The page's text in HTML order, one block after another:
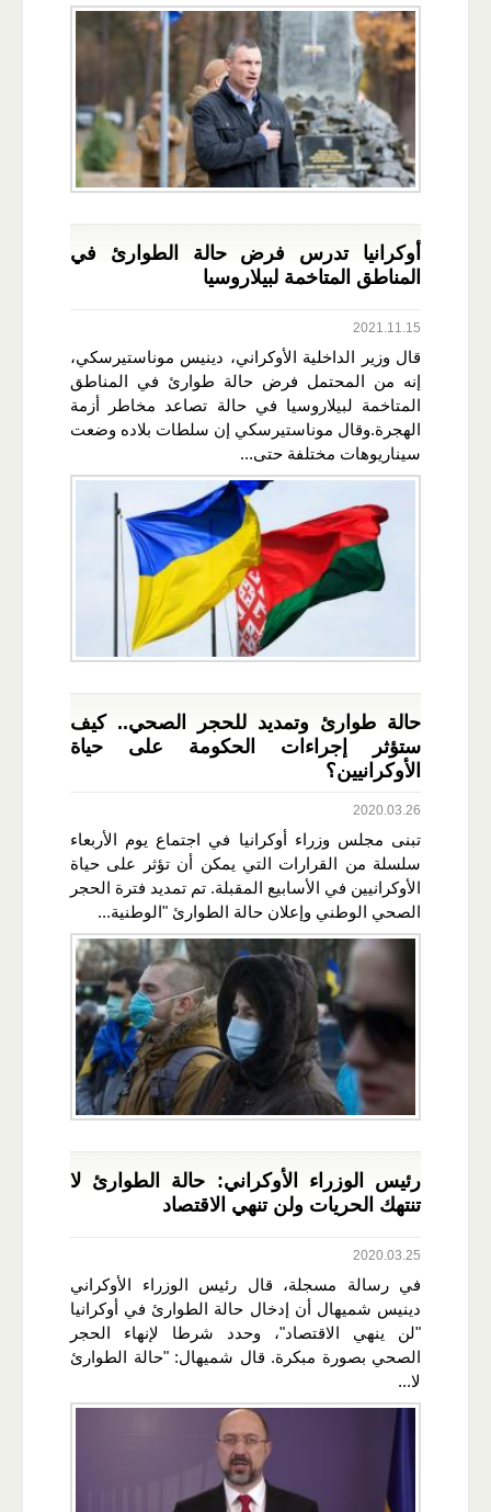
أوكرانيا تدرس فرض حالة الطوارئ في
المناطق المتاخمة لبيلاروسيا
2021.11.15
قال وزير الداخلية الأوكراني، دينيس موناستيرسكي،
إنه من المحتمل فرض حالة طوارئ في المناطق
المتاخمة لبيلاروسيا في حالة تصاعد مخاطر أزمة
الهجرة.وقال موناستيرسكي إن سلطات بلاده وضعت
سيناريوهات مختلفة حتى...
حالة طوارئ وتمديد للحجر الصحي.. كيف
ستؤثر إجراءات الحكومة على حياة
الأوكرانيين؟
2020.03.26
تبنى مجلس وزراء أوكرانيا في اجتماع يوم الأربعاء
سلسلة من القرارات التي يمكن أن تؤثر على حياة
الأوكرانيين في الأسابيع المقبلة. تم تمديد فترة الحجر
الصحي الوطني وإعلان حالة الطوارئ "الوطنية...
رئيس الوزراء الأوكراني: حالة الطوارئ لا
تنتهك الحريات ولن تنهي الاقتصاد
2020.03.25
في رسالة مسجلة، قال رئيس الوزراء الأوكراني
دينيس شميهال أن إدخال حالة الطوارئ في أوكرانيا
"لن ينهي الاقتصاد"، وحدد شرطا لإنهاء الحجر
الصحي بصورة مبكرة. قال شميهال: "حالة الطوارئ
لا...